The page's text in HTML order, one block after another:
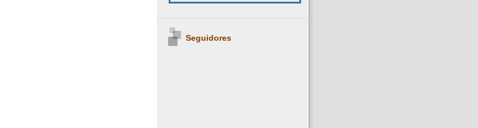
Seguidores